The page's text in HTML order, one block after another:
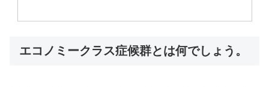
エコノミークラス症候群とは何でしょう。